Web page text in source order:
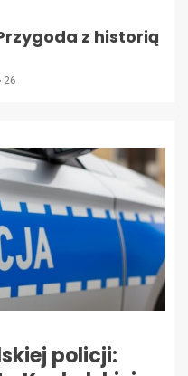
z historią
26
policji: